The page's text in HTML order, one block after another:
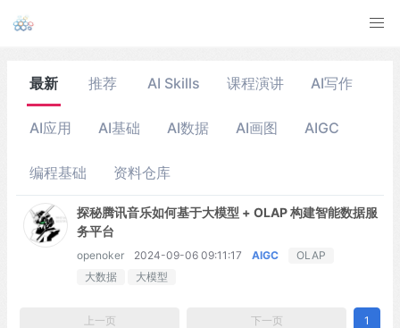
最新 推荐 AI Skills 课程演讲 AI写作
AI应用 AI基础 AI数据 AI画图 AIGC
编程基础 资料仓库
探秘腾讯音乐如何基于大模型 + OLAP 构建智能数据服
务平台
openoker 2024-09-06 09:11:17 AIGC
OLAP
大数据
大模型
上一页 下一页 1